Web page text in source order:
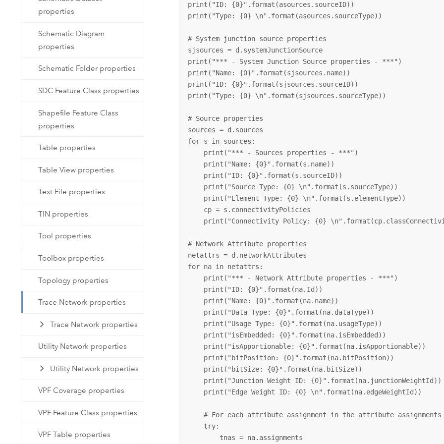
properties
Schematic Diagram
properties
Schematic Folder properties
SDC Feature Class properties
Shapefile Feature Class
properties
Table properties
Table View properties
Text File properties
TIN properties
Tool properties
Toolbox properties
Topology properties
Trace Network properties
Trace Network properties
Utility Network properties
Utility Network properties
VPF Coverage properties
VPF Feature Class properties
VPF Table properties
print("ID: {0}".format(asources.sourceID))
print("Type: {0} \n".format(asources.sourceType))
# System junction source properties
sjsources = d.systemJunctionSource
print("*** - System Junction Source properties - ***")
print("Name: {0}".format(sjsources.name))
print("ID: {0}".format(sjsources.sourceID))
print("Type: {0} \n".format(sjsources.sourceType))
# Source properties
sources = d.sources
for s in sources:
    print("*** - Sources properties - ***")
    print("Name: {0}".format(s.name))
    print("ID: {0}".format(s.sourceID))
    print("Source Type: {0} \n".format(s.sourceType))
    print("Element Type: {0} \n".format(s.elementType))
    cp = s.connectivityPolicies
print("Connectivity Policy: {0}
# Network Attribute properties
netattrs = d.networkAttributes
for na in netattrs:
    print("*** - Network Attribute properties - ***")
    print("ID: {0}".format(na.Id))
    print("Name: {0}".format(na.name))
    print("Data Type: {0}".format(na.dataType))
    print("Usage Type: {0}".format(na.usageType))
    print("isEmbedded: {0}".format(na.isEmbedded))
    print("isApportionable: {0}".format(na.isApportionable))
    print("bitPosition: {0}".format(na.bitPosition))
    print("bitSize: {0}".format(na.bitSize))
    print("Junction Weight ID: {0}".format(na.junctionWeightId))
    print("Edge Weight ID: {0} \n".format(na.edgeWeightId))
# For each attribute assignment in the attribute assignments
    try:
        tnas = na.assignments